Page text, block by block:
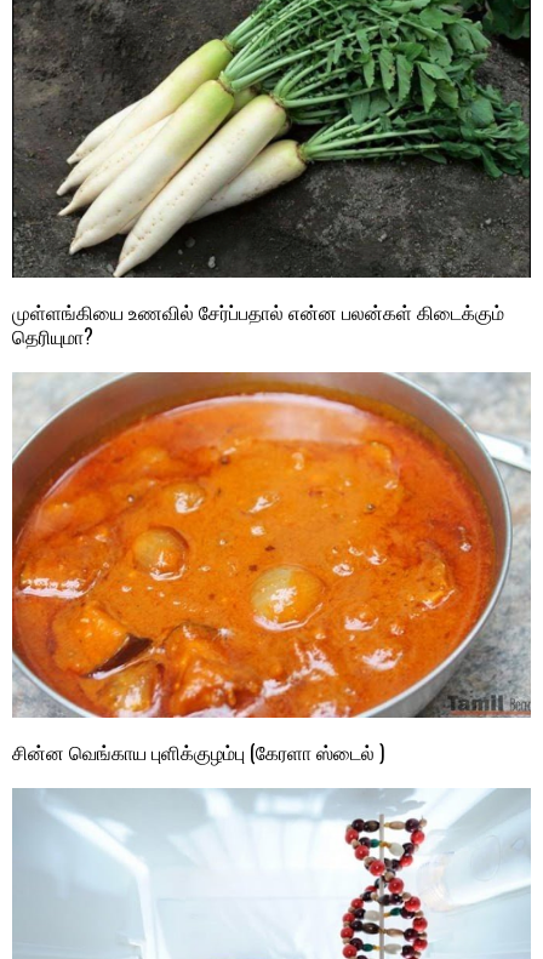
முள்ளங்கியை உணவில் சேர்ப்பதால் என்ன பலன்கள் கிடைக்கும்
தெரியுமா?
சின்ன வெங்காய புளிக்குழம்பு (கேரளா ஸ்டைல் )